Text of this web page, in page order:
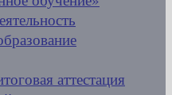
аттестация